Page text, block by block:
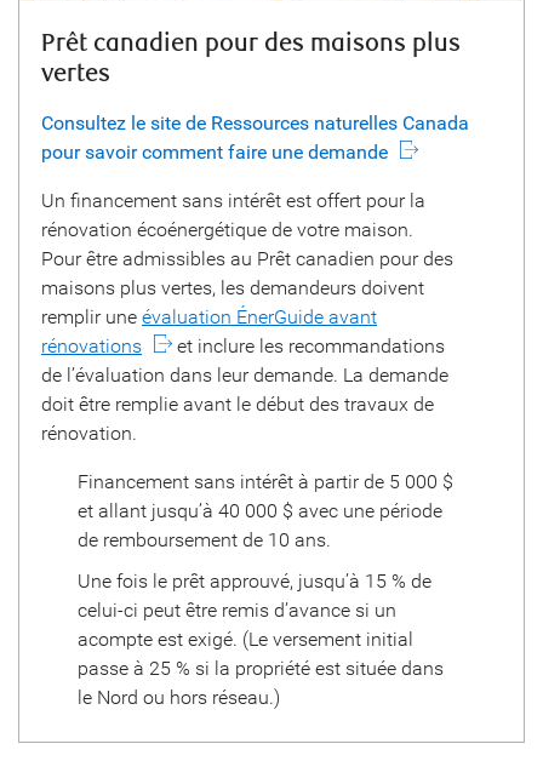
Prêt canadien pour des maisons plus
vertes
Consultez le site de Ressources naturelles Canada
pour savoir comment faire une demande
Un financement sans intérêt est offert pour la
rénovation écoénergétique de votre maison.
Pour être admissibles au Prêt canadien pour des
maisons plus vertes, les demandeurs doivent
remplir une évaluation ÉnerGuide avant
rénovations
et inclure les recommandations
de l’évaluation dans leur demande. La demande
doit être remplie avant le début des travaux de
rénovation.
Financement sans intérêt à partir de 5 000 $
et allant jusqu’à 40 000 $ avec une période
de remboursement de 10 ans.
Une fois le prêt approuvé, jusqu’à 15 % de
celui-ci peut être remis d’avance si un
acompte est exigé. (Le versement initial
passe à 25 % si la propriété est située dans
le Nord ou hors réseau.)